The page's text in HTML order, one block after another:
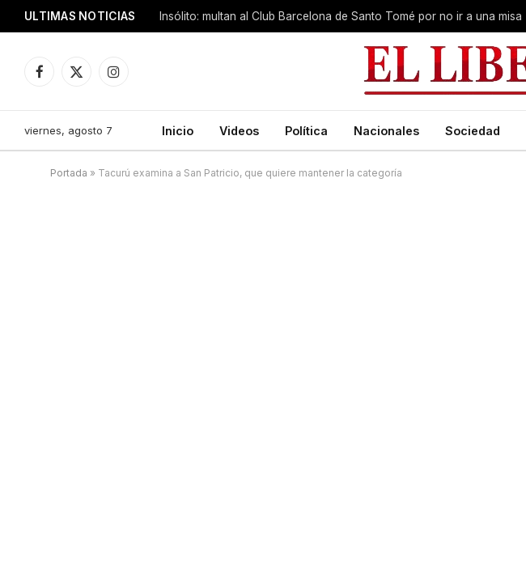
ULTIMAS NOTICIAS Insólito: multan al Club Barcelona de Santo Tomé por no ir a una misa
Facebook
X
Instagram
viernes, agosto 7 Inicio Videos Política Nacionales Sociedad
Portada » Tacurú examina a San Patricio, que quiere mantener la categoría